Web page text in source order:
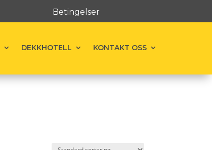
Betingelser
DEKKHOTELL KONTAKT OSS